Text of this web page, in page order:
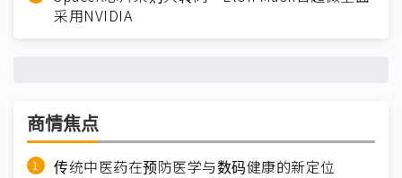
采用NVIDIA
商情焦点
传统中医药在预防医学与数码健康的新定位